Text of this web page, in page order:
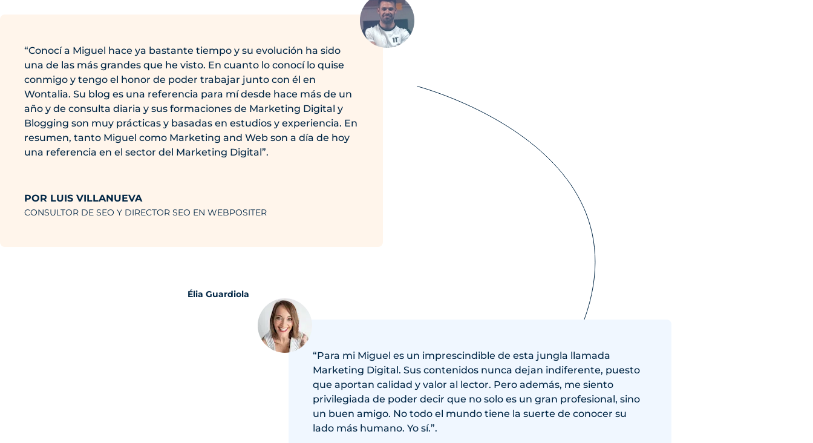
“Conocí a Miguel hace ya bastante tiempo y su evolución ha sido
una de las más grandes que he visto. En cuanto lo conocí lo quise
conmigo y tengo el honor de poder trabajar junto con él en
Wontalia. Su blog es una referencia para mí desde hace más de un
año y de consulta diaria y sus formaciones de Marketing Digital y
Blogging son muy prácticas y basadas en estudios y experiencia. En
resumen, tanto Miguel como Marketing and Web son a día de hoy
una referencia en el sector del Marketing Digital”.
POR LUIS VILLANUEVA
CONSULTOR DE SEO Y DIRECTOR SEO EN WEBPOSITER
Élia Guardiola
“Para mi Miguel es un imprescindible de esta jungla llamada
Marketing Digital. Sus contenidos nunca dejan indiferente, puesto
que aportan calidad y valor al lector. Pero además, me siento
privilegiada de poder decir que no solo es un gran profesional, sino
un buen amigo. No todo el mundo tiene la suerte de conocer su
lado más humano. Yo sí.”.